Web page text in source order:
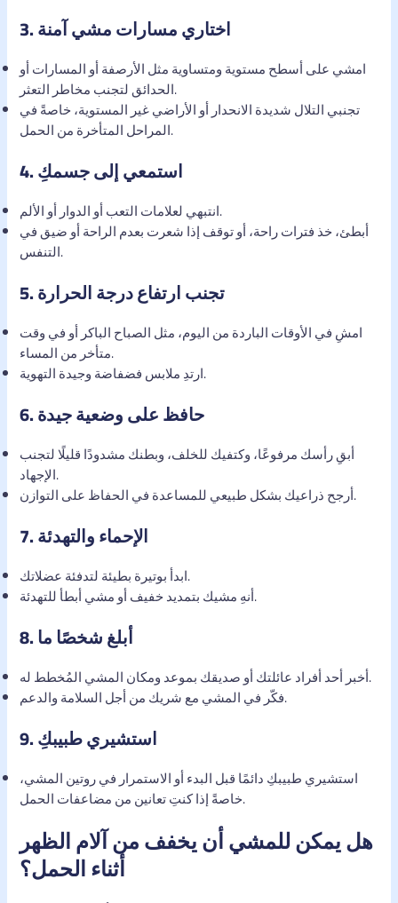
3.اختاري مسارات مشي آمنة
امشي على أسطح مستوية ومتساوية مثل الأرصفة أو المسارات أو
الحدائق لتجنب مخاطر التعثر.
تجنبي التلال شديدة الانحدار أو الأراضي غير المستوية، خاصةً في
المراحل المتأخرة من الحمل.
4.استمعي إلى جسمكِ
انتبهي لعلامات التعب أو الدوار أو الألم.
أبطئ، خذ فترات راحة، أو توقف إذا شعرت بعدم الراحة أو ضيق في
التنفس.
5.تجنب ارتفاع درجة الحرارة
امشِ في الأوقات الباردة من اليوم، مثل الصباح الباكر أو في وقت
متأخر من المساء.
ارتدِ ملابس فضفاضة وجيدة التهوية.
6.حافظ على وضعية جيدة
أبقِ رأسك مرفوعًا، وكتفيك للخلف، وبطنك مشدودًا قليلًا لتجنب
الإجهاد.
أرجح ذراعيك بشكل طبيعي للمساعدة في الحفاظ على التوازن.
7.الإحماء والتهدئة
ابدأ بوتيرة بطيئة لتدفئة عضلاتك.
أنهِ مشيك بتمديد خفيف أو مشي أبطأ للتهدئة.
8.أبلغ شخصًا ما
أخبر أحد أفراد عائلتك أو صديقك بموعد ومكان المشي المُخطط له.
فكّر في المشي مع شريك من أجل السلامة والدعم.
9.استشيري طبيبكِ
استشيري طبيبكِ دائمًا قبل البدء أو الاستمرار في روتين المشي،
خاصةً إذا كنتِ تعانين من مضاعفات الحمل.
هل يمكن للمشي أن يخفف من آلام الظهر
أثناء الحمل؟